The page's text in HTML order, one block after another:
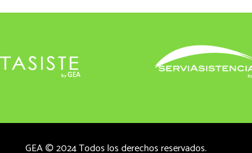
GEA © 2024 Todos los derechos reservados.